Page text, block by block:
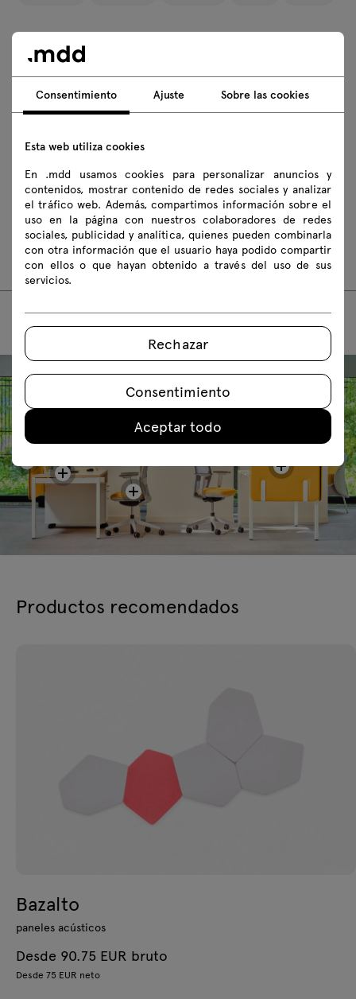
Instrucciones de montaje
ZUS01 ZUS05
ZPS610
ZPS612 ZPS614
ZPS616
ZPS618
ZPS620 ZPS810
ZPS812
ZPS814
ZPS816 ZPS818 ZPS820
Productos recomendados
Bazalto
paneles acústicos
Desde 90.75 EUR bruto
Desde 75 EUR neto
Consentimiento Ajuste Sobre las cookies
Esta web utiliza cookies
En .mdd usamos cookies para personalizar anuncios y
contenidos, mostrar contenido de redes sociales y analizar
el tráfico web. Además, compartimos información sobre el
uso en la página con nuestros colaboradores de redes
sociales, publicidad y analítica, quienes pueden combinarla
con otra información que el usuario haya podido compartir
con ellos o que hayan obtenido a través del uso de sus
servicios.
Rechazar
Consentimiento
Aceptar todo